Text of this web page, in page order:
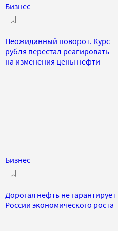
Бизнес
Неожиданный поворот. Курс
рубля перестал реагировать
на изменения цены нефти
Бизнес
Дорогая нефть не гарантирует
России экономического роста